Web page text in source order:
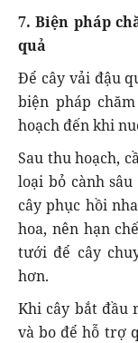
7. Biện pháp
quả
Để cây vải đậu
biện pháp
hoạch đến khi
Sau thu hoạch,
loại bỏ cành
cây phục hồi
hoa, nên hạn
tưới để cây
hơn.
Khi cây bắt đầu
và bo để hỗ trợ